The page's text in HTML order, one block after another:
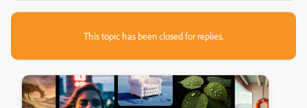
This topic has been closed for replies.